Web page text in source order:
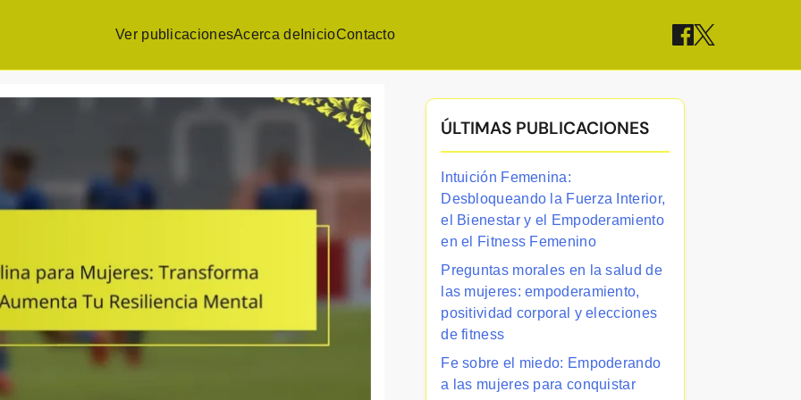
Ver publicacionesAcerca deInicioContacto
ÚLTIMAS PUBLICACIONES
Intuición Femenina:
Desbloqueando la Fuerza Interior,
el Bienestar y el Empoderamiento
en el Fitness Femenino
Preguntas morales en la salud de
las mujeres: empoderamiento,
positividad corporal y elecciones
de fitness
Fe sobre el miedo: Empoderando
a las mujeres para conquistar